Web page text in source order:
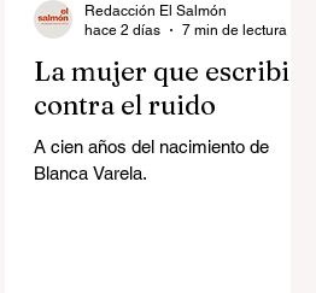
La mujer que escribió
contra el ruido
A cien años del nacimiento de
Blanca Varela.
Redacción El Salmón
hace 2 días
7 min de lectura